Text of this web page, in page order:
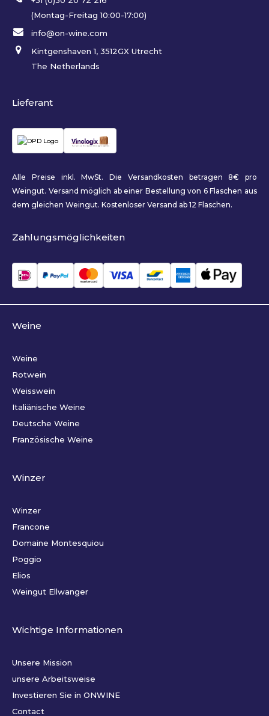
(Montag-Freitag 10:00-17:00)
info@on-wine.com
Kintgenshaven 1, 3512GX Utrecht
The Netherlands
Lieferant
Alle Preise inkl. MwSt. Die Versandkosten betragen 8€ pro
Weingut. Versand möglich ab einer Bestellung von 6 Flaschen aus
dem gleichen Weingut. Kostenloser Versand ab 12 Flaschen.
Zahlungsmöglichkeiten
Weine
Weine
Rotwein
Weisswein
Italiänische Weine
Deutsche Weine
Französische Weine
Winzer
Winzer
Francone
Domaine Montesquiou
Poggio
Elios
Weingut Ellwanger
Wichtige Informationen
Unsere Mission
unsere Arbeitsweise
Investieren Sie in ONWINE
Contact